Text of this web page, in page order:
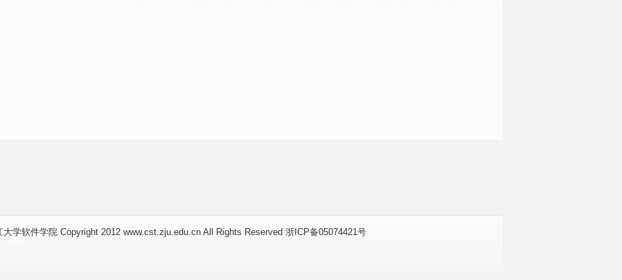
大学软件学院 Copyright 2012 www.cst.zju.edu.cn All Rights Reserved 浙ICP备05074421号